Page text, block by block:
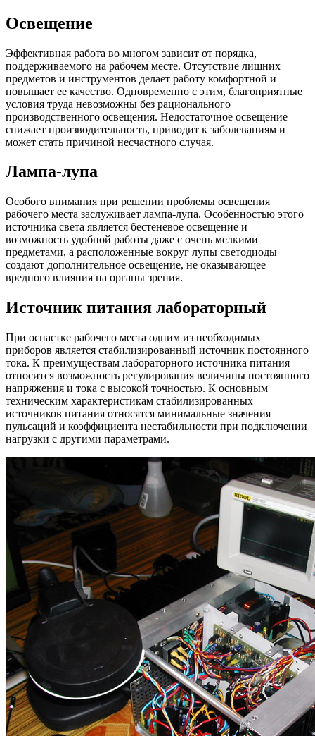
Освещение
Эффективная работа во многом зависит от порядка,
поддерживаемого на рабочем месте. Отсутствие лишних
предметов и инструментов делает работу комфортной и
повышает ее качество. Одновременно с этим, благоприятные
условия труда невозможны без рационального
производственного освещения. Недостаточное освещение
снижает производительность, приводит к заболеваниям и
может стать причиной несчастного случая.
Лампа-лупа
Особого внимания при решении проблемы освещения
рабочего места заслуживает лампа-лупа. Особенностью этого
источника света является бестеневое освещение и
возможность удобной работы даже с очень мелкими
предметами, а расположенные вокруг лупы светодиоды
создают дополнительное освещение, не оказывающее
вредного влияния на органы зрения.
Источник питания лабораторный
При оснастке рабочего места одним из необходимых
приборов является стабилизированный источник постоянного
тока. К преимуществам лабораторного источника питания
относится возможность регулирования величины постоянного
напряжения и тока с высокой точностью. К основным
техническим характеристикам стабилизированных
источников питания относятся минимальные значения
пульсаций и коэффициента нестабильности при подключении
нагрузки с другими параметрами.